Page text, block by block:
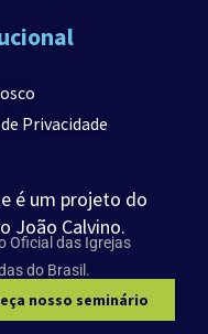
Privacidade
é um projeto do
João Calvino.
Oficial das Igrejas
do Brasil.
nosso seminário